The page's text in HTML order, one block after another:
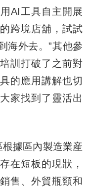
AI工具自主開展
跨境店舖，試試
海外去。”其他參
訓打破了之前對
的應用講解也切
家找到了靈活出
據區內製造業産
在短板的現狀，
售、外貿瓶頸和